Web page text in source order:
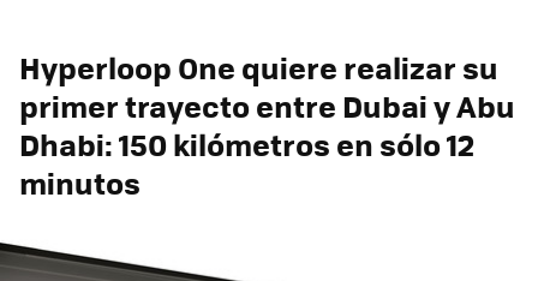
Hyperloop One quiere realizar su
primer trayecto entre Dubai y Abu
Dhabi: 150 kilómetros en sólo 12
minutos